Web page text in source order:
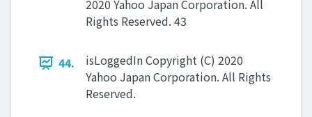
2020 Yahoo Japan Corporation. All
Rights Reserved. 43
44.
isLoggedIn Copyright (C) 2020
Yahoo Japan Corporation. All Rights
Reserved.